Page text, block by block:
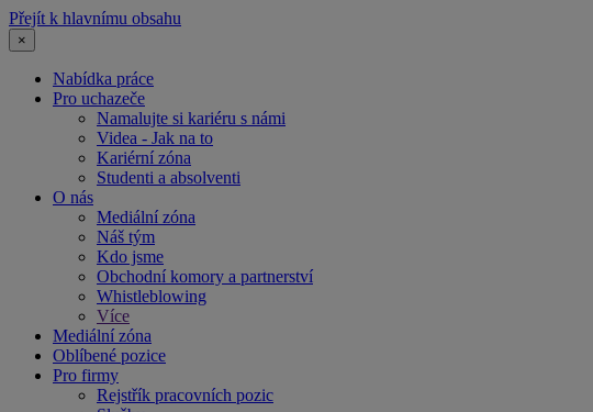
Přejít k hlavnímu obsahu
×
Nabídka práce
Pro uchazeče
Namalujte si kariéru s námi
Videa - Jak na to
Kariérní zóna
Studenti a absolventi
O nás
Mediální zóna
Náš tým
Kdo jsme
Obchodní komory a partnerství
Whistleblowing
Více
Mediální zóna
Oblíbené pozice
Pro firmy
Rejstřík pracovních pozic